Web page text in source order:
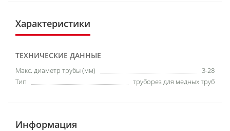
Характеристики
ТЕХНИЧЕСКИЕ ДАННЫЕ
Макс. диаметр трубы (мм)
3-28
Тип
труборез для медных труб
Информация